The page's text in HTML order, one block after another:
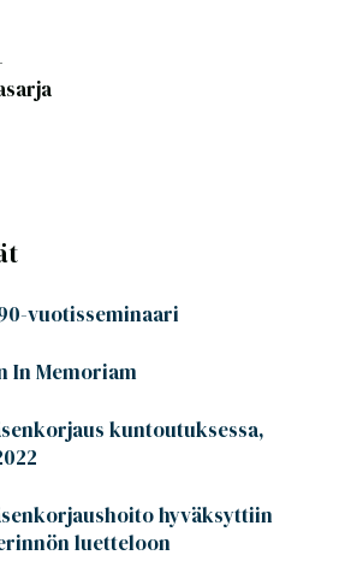
vuotisseminaari
In Memoriam
kuntoutuksessa,
hyväksyttiin
luetteloon